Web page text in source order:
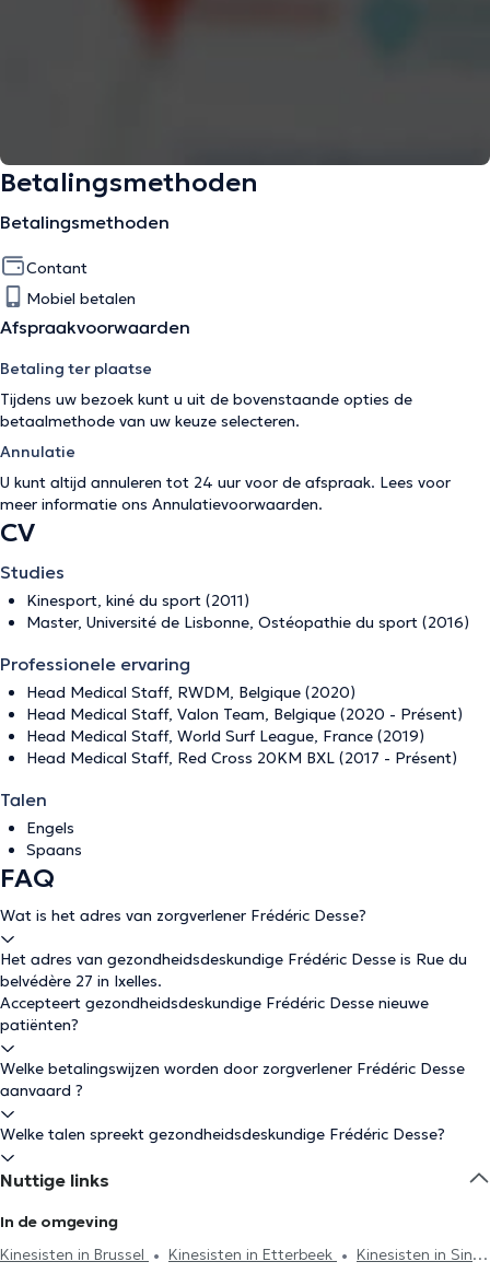
Betalingsmethoden
Betalingsmethoden
Contant
Mobiel betalen
Afspraakvoorwaarden
Betaling ter plaatse
Tijdens uw bezoek kunt u uit de bovenstaande opties de
betaalmethode van uw keuze selecteren.
Annulatie
U kunt altijd annuleren tot 24 uur voor de afspraak. Lees voor
meer informatie ons Annulatievoorwaarden.
CV
Studies
Kinesport, kiné du sport (2011)
Master, Université de Lisbonne, Ostéopathie du sport (2016)
Professionele ervaring
Head Medical Staff, RWDM, Belgique (2020)
Head Medical Staff, Valon Team, Belgique (2020 - Présent)
Head Medical Staff, World Surf League, France (2019)
Head Medical Staff, Red Cross 20KM BXL (2017 - Présent)
Talen
Engels
Spaans
FAQ
Wat is het adres van zorgverlener Frédéric Desse?
Het adres van gezondheidsdeskundige Frédéric Desse is Rue du
belvédère 27 in Ixelles.
Accepteert gezondheidsdeskundige Frédéric Desse nieuwe
patiënten?
Welke betalingswijzen worden door zorgverlener Frédéric Desse
aanvaard ?
Welke talen spreekt gezondheidsdeskundige Frédéric Desse?
Nuttige links
In de omgeving
Kinesisten in Brussel
Kinesisten in Etterbeek
Kinesisten in Sint-